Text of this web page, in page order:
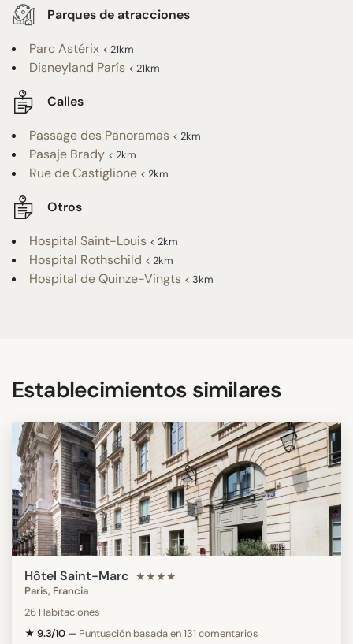
Parques de atracciones
Parc Astérix < 21km
Disneyland París < 21km
Calles
Passage des Panoramas < 2km
Pasaje Brady < 2km
Rue de Castiglione < 2km
Otros
Hospital Saint-Louis < 2km
Hospital Rothschild < 2km
Hospital de Quinze-Vingts < 3km
Establecimientos similares
Hôtel Saint-Marc ★★★★
Paris, Francia
26 Habitaciones
★ 9.3/10 — Puntuación basada en 131 comentarios